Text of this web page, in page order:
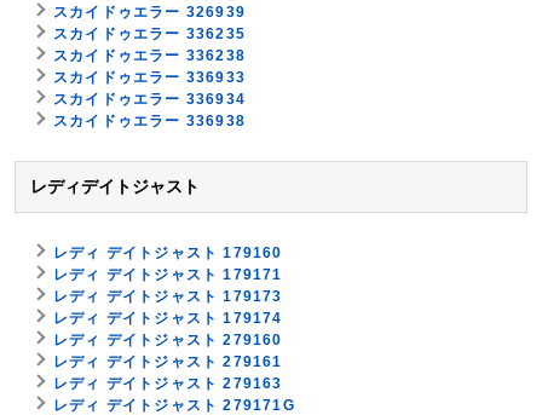
スカイドゥエラー 326939
スカイドゥエラー 336235
スカイドゥエラー 336238
スカイドゥエラー 336933
スカイドゥエラー 336934
スカイドゥエラー 336938
レディデイトジャスト
レディ デイトジャスト 179160
レディ デイトジャスト 179171
レディ デイトジャスト 179173
レディ デイトジャスト 179174
レディ デイトジャスト 279160
レディ デイトジャスト 279161
レディ デイトジャスト 279163
レディ デイトジャスト 279171G